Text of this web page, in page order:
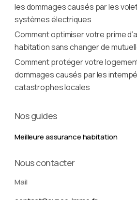
les dommages causés par les
systèmes électriques
Comment optimiser votre prime
habitation sans changer de
Comment protéger votre
dommages causés par les
catastrophes locales
Nos guides
Meilleure assurance habitation
Nous contacter
Mail